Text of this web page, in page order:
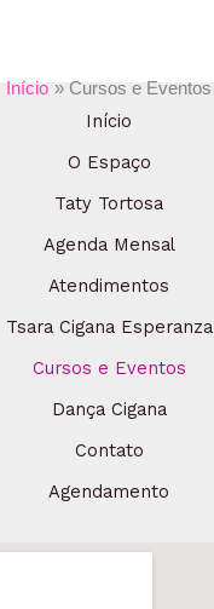
Início Cursos e Eventos
Início
O Espaço
Taty Tortosa
Agenda Mensal
Atendimentos
Tsara Cigana Esperanza
Cursos e Eventos
Dança Cigana
Contato
Agendamento